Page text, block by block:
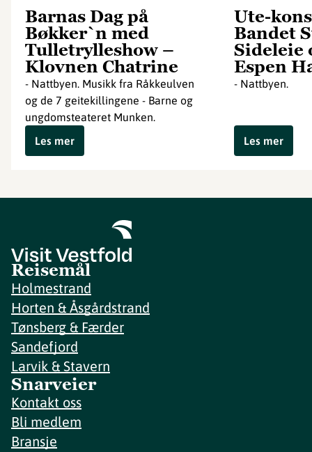
Barnas Dag på
Bøkker`n med
Tulletrylleshow –
Klovnen Chatrine
- Nattbyen. Musikk fra Råkkeulven
og de 7 geitekillingene - Barne og
ungdomsteateret Munken.
Les mer
Ute-
Bandet
Sideleie
Espen
- Nattbyen.
Les mer
Reisemål
Holmestrand
Horten & Åsgårdstrand
Tønsberg & Færder
Sandefjord
Larvik & Stavern
Snarveier
Kontakt oss
Bli medlem
Bransje